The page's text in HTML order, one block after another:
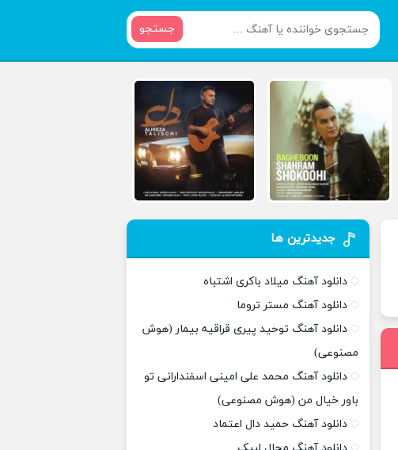
جستجو
جدیدترین ها
دانلود آهنگ میلاد باکری اشتباه
دانلود آهنگ مستر تروما
دانلود آهنگ توحید پیری قراقیه بیمار (هوش
مصنوعی)
دانلود آهنگ محمد علی امینی اسفندارانی تو
باور خیال من (هوش مصنوعی)
دانلود آهنگ حمید دال اعتماد